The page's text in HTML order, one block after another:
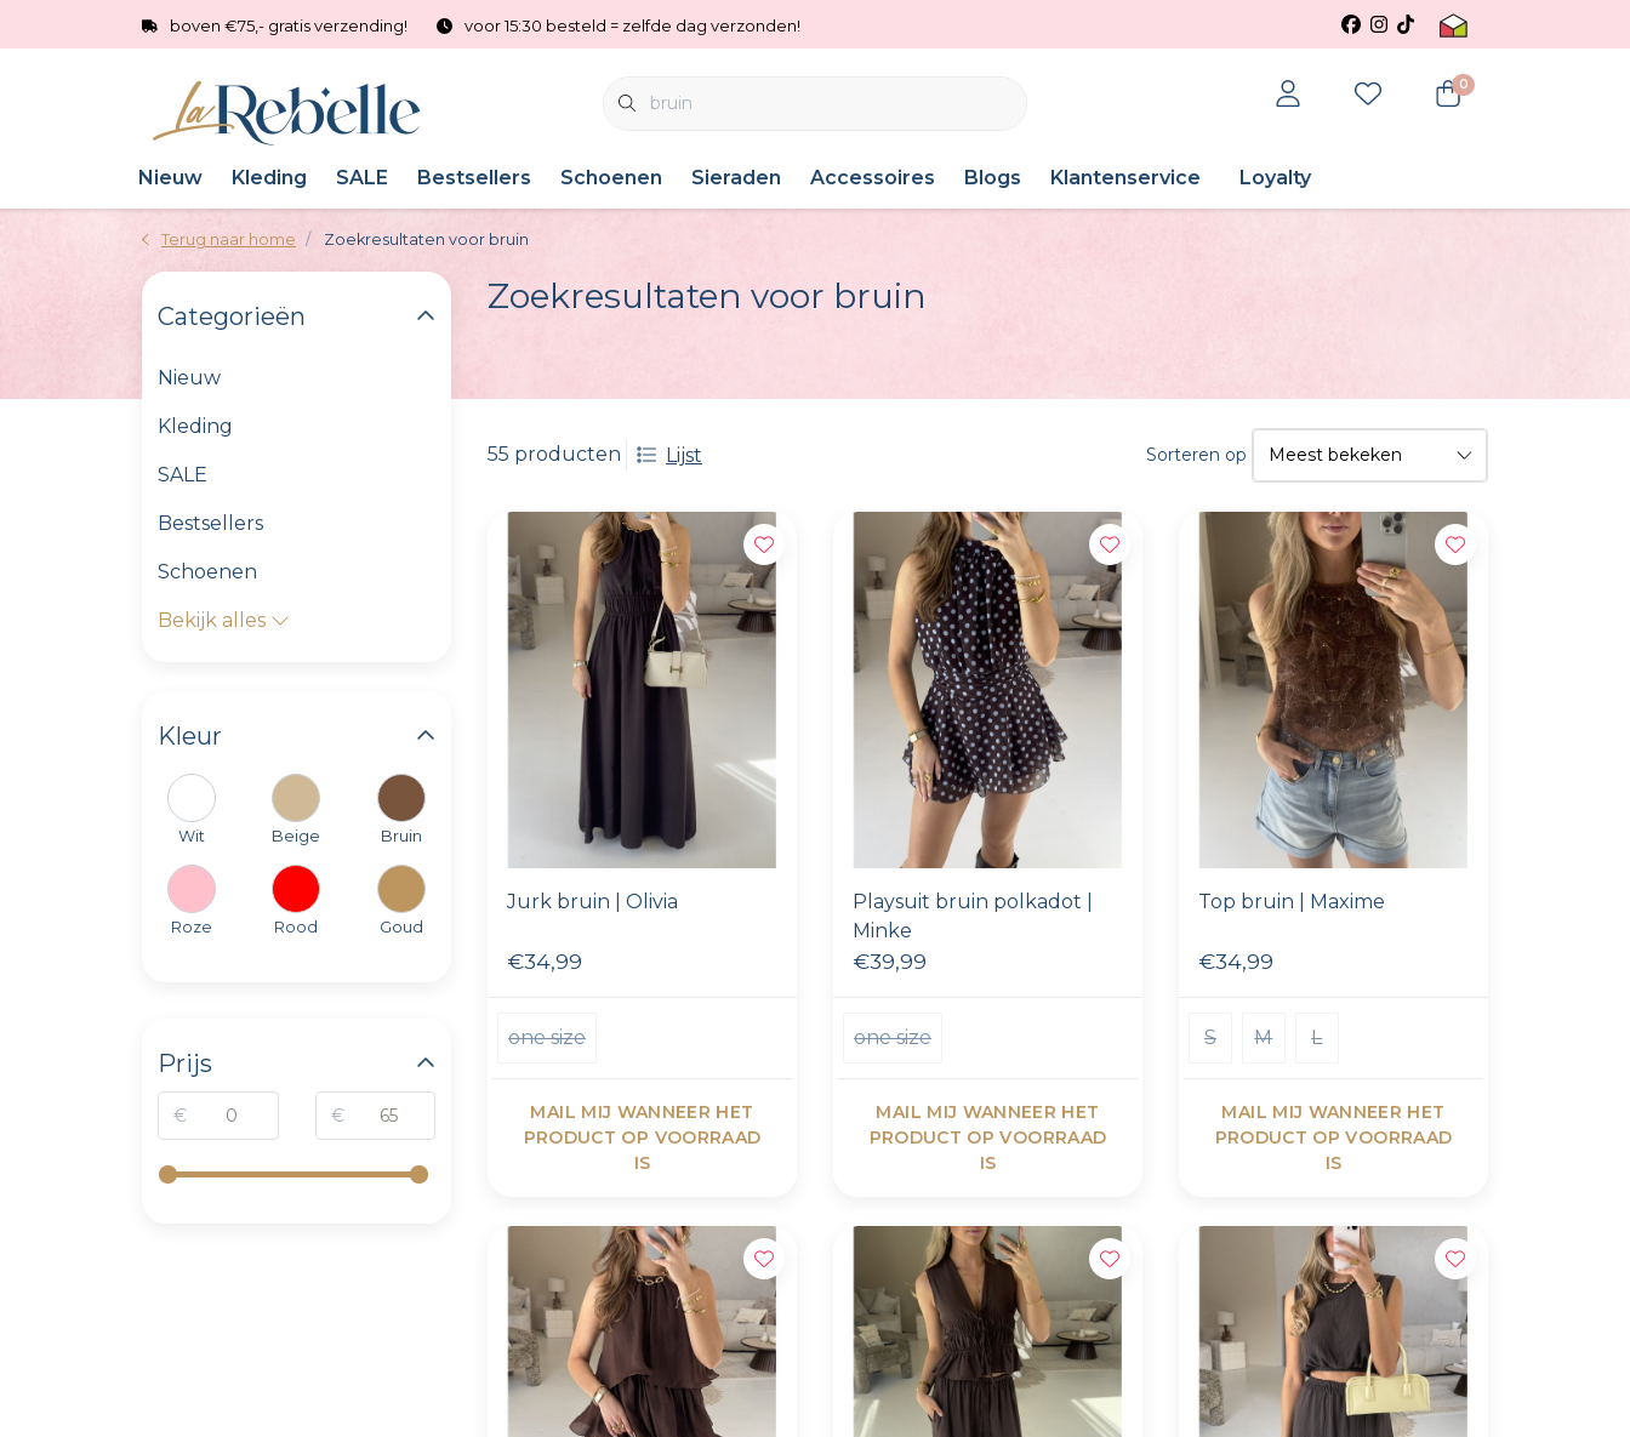
boven €75,- gratis verzending! voor 15:30 besteld = zelfde dag verzonden!
0
Nieuw Kleding SALE Bestsellers Schoenen Sieraden Accessoires Blogs Klantenservice Loyalty
Terug naar home Zoekresultaten voor bruin
Zoekresultaten voor bruin
55 producten Lijst Sorteren op
Jurk bruin | Olivia
€34,99
one size
MAIL MIJ WANNEER HET
PRODUCT OP VOORRAAD
IS
Playsuit bruin polkadot |
Minke
€39,99
one size
MAIL MIJ WANNEER HET
PRODUCT OP VOORRAAD
IS
Top bruin | Maxime
€34,99
S M L
MAIL MIJ WANNEER HET
PRODUCT OP VOORRAAD
IS
Categorieën
Nieuw
Kleding
SALE
Bestsellers
Schoenen
Bekijk alles
Kleur
Wit Beige Bruin
Roze Rood Goud
Prijs
€ €